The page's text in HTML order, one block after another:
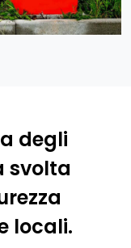
degli
svolta
locali.